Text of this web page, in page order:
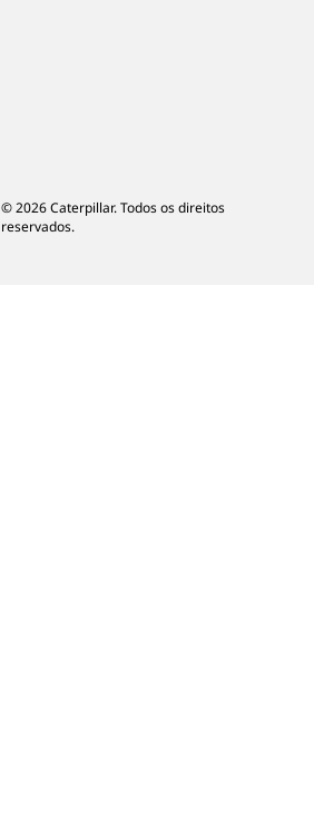
© 2026 Caterpillar. Todos os direitos
reservados.